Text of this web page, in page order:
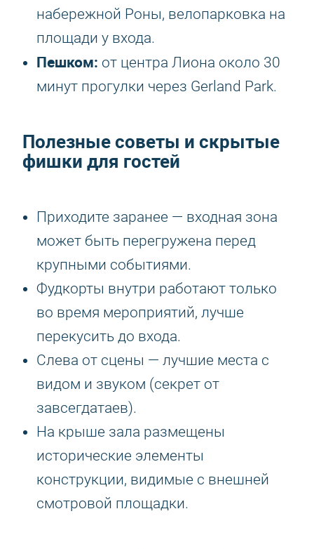
набережной Роны, велопарковка на
площади у входа.
Пешком: от центра Лиона около 30
минут прогулки через Gerland Park.
Полезные советы и скрытые
фишки для гостей
Приходите заранее — входная зона
может быть перегружена перед
крупными событиями.
Фудкорты внутри работают только
во время мероприятий, лучше
перекусить до входа.
Слева от сцены — лучшие места с
видом и звуком (секрет от
завсегдатаев).
На крыше зала размещены
исторические элементы
конструкции, видимые с внешней
смотровой площадки.